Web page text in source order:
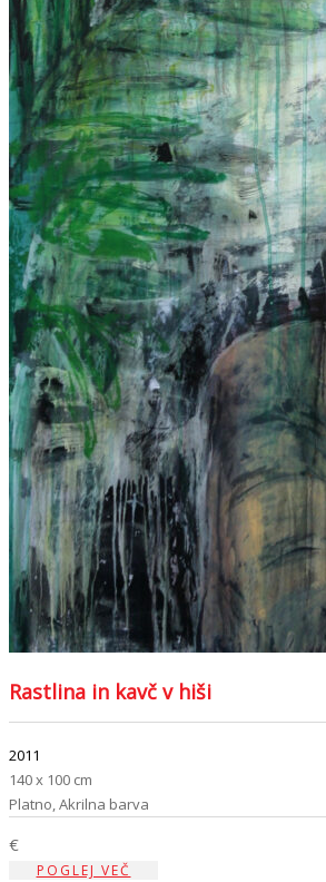
Rastlina in kavč v hiši
2011
140 x 100 cm
Platno, Akrilna barva
€
POGLEJ VEČ